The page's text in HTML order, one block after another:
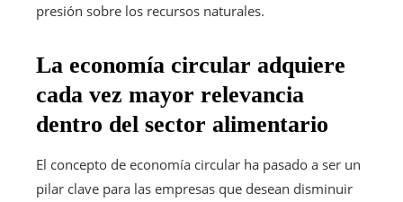
presión sobre los recursos naturales.
La economía circular adquiere
cada vez mayor relevancia
dentro del sector alimentario
El concepto de economía circular ha pasado a ser un
pilar clave para las empresas que desean disminuir